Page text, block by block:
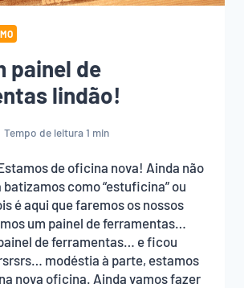
painel de
lindão!
Tempo de leitura1 min
de oficina nova! Ainda não
batizamos como “estuficina” ou
é aqui que faremos os nossos
um painel de ferramentas…
de ferramentas… e ficou
modéstia à parte, estamos
nova oficina. Ainda vamos fazer